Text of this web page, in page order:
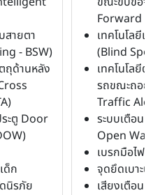
สายตา
- BSW)
ถุด้านหลัง
ะตู Door
ด็ก
นิรภัย
Forward
เทคโนโลยีเตื
(Blind Spot
เทคโนโลยีตร
รถขณะถอย
Traffic Alert -
ระบบเตือนก่อ
Open
เบรกมือไฟฟ้า
จุดยึดเบาะนั่งส
เสียงเตือนคา